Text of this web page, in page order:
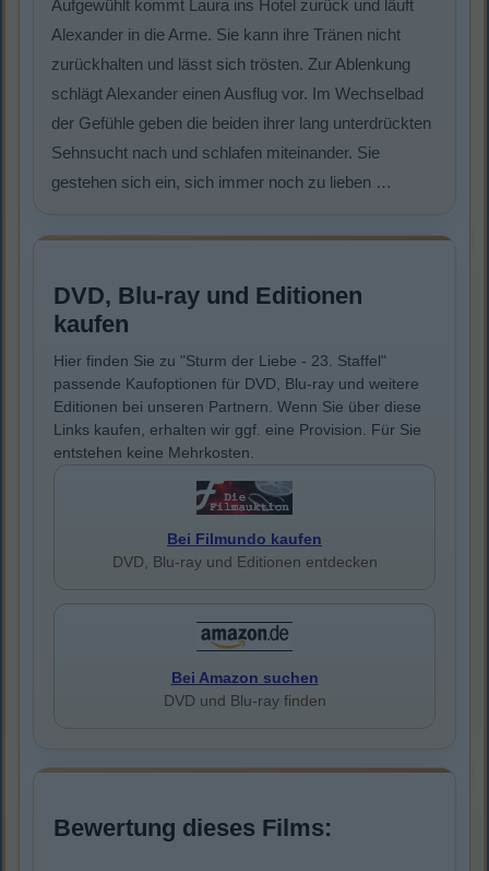
Aufgewühlt kommt Laura ins Hotel zurück und läuft
Alexander in die Arme. Sie kann ihre Tränen nicht
zurückhalten und lässt sich trösten. Zur Ablenkung
schlägt Alexander einen Ausflug vor. Im Wechselbad
der Gefühle geben die beiden ihrer lang unterdrückten
Sehnsucht nach und schlafen miteinander. Sie
gestehen sich ein, sich immer noch zu lieben …
DVD, Blu-ray und Editionen
kaufen
Hier finden Sie zu "Sturm der Liebe - 23. Staffel"
passende Kaufoptionen für DVD, Blu-ray und weitere
Editionen bei unseren Partnern. Wenn Sie über diese
Links kaufen, erhalten wir ggf. eine Provision. Für Sie
entstehen keine Mehrkosten.
Bei Filmundo kaufen
DVD, Blu-ray und Editionen entdecken
Bei Amazon suchen
DVD und Blu-ray finden
Bewertung dieses Films: